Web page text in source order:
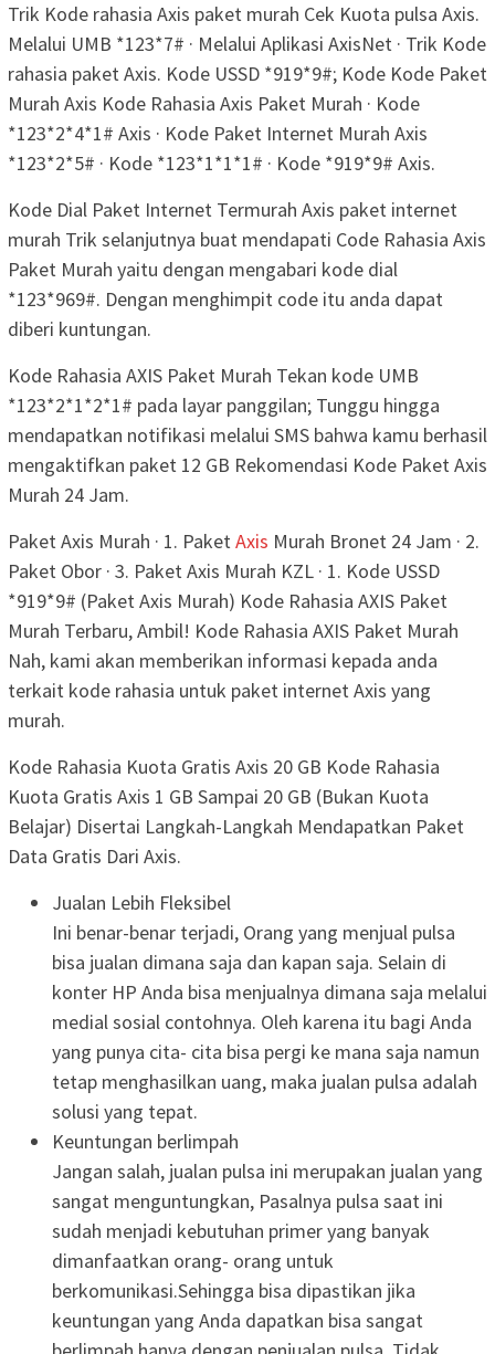
Trik Kode rahasia Axis paket murah Cek Kuota pulsa Axis.
Melalui UMB *123*7# · Melalui Aplikasi AxisNet · Trik Kode
rahasia paket Axis. Kode USSD *919*9#; Kode Kode Paket
Murah Axis Kode Rahasia Axis Paket Murah · Kode
*123*2*4*1# Axis · Kode Paket Internet Murah Axis
*123*2*5# · Kode *123*1*1*1# · Kode *919*9# Axis.
Kode Dial Paket Internet Termurah Axis paket internet
murah Trik selanjutnya buat mendapati Code Rahasia Axis
Paket Murah yaitu dengan mengabari kode dial
*123*969#. Dengan menghimpit code itu anda dapat
diberi kuntungan.
Kode Rahasia AXIS Paket Murah Tekan kode UMB
*123*2*1*2*1# pada layar panggilan; Tunggu hingga
mendapatkan notifikasi melalui SMS bahwa kamu berhasil
mengaktifkan paket 12 GB Rekomendasi Kode Paket Axis
Murah 24 Jam.
Paket Axis Murah · 1. PaketAxis Murah Bronet 24 Jam · 2.
Paket Obor · 3. Paket Axis Murah KZL · 1. Kode USSD
*919*9# (Paket Axis Murah) Kode Rahasia AXIS Paket
Murah Terbaru, Ambil! Kode Rahasia AXIS Paket Murah
Nah, kami akan memberikan informasi kepada anda
terkait kode rahasia untuk paket internet Axis yang
murah.
Kode Rahasia Kuota Gratis Axis 20 GB Kode Rahasia
Kuota Gratis Axis 1 GB Sampai 20 GB (Bukan Kuota
Belajar) Disertai Langkah-Langkah Mendapatkan Paket
Data Gratis Dari Axis.
Jualan Lebih Fleksibel
Ini benar-benar terjadi, Orang yang menjual pulsa
bisa jualan dimana saja dan kapan saja. Selain di
konter HP Anda bisa menjualnya dimana saja melalui
medial sosial contohnya. Oleh karena itu bagi Anda
yang punya cita- cita bisa pergi ke mana saja namun
tetap menghasilkan uang, maka jualan pulsa adalah
solusi yang tepat.
Keuntungan berlimpah
Jangan salah, jualan pulsa ini merupakan jualan yang
sangat menguntungkan, Pasalnya pulsa saat ini
sudah menjadi kebutuhan primer yang banyak
dimanfaatkan orang- orang untuk
berkomunikasi.Sehingga bisa dipastikan jika
keuntungan yang Anda dapatkan bisa sangat